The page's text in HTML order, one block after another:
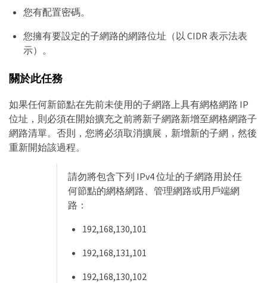
您有配置密碼。
您擁有要設定的子網路的網路位址（以 CIDR 表示法表
示）。
關於此任務
如果任何新節點在先前未使用的子網路上具有網格網路 IP
位址，則必須在開始擴充之前將新子網路新增至網格網路子
網路清單。否則，您將必須取消擴展，新增新的子網，然後
重新開始該過程。
請勿將包含下列 IPv4 位址的子網路用於任
何節點的網格網路、管理網路或用戶端網
路：
192,168,130,101
192,168,131,101
192,168,130,102